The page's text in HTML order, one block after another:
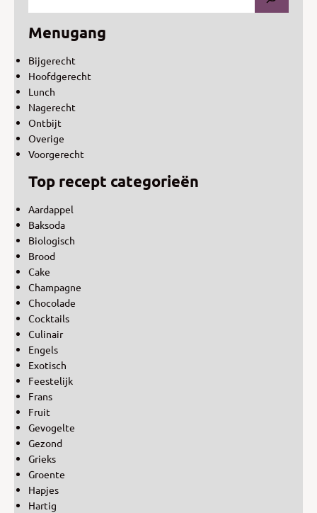
Menugang
Bijgerecht
Hoofdgerecht
Lunch
Nagerecht
Ontbijt
Overige
Voorgerecht
Top recept categorieën
Aardappel
Baksoda
Biologisch
Brood
Cake
Champagne
Chocolade
Cocktails
Culinair
Engels
Exotisch
Feestelijk
Frans
Fruit
Gevogelte
Gezond
Grieks
Groente
Hapjes
Hartig